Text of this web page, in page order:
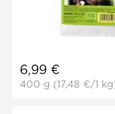
6,99 €
400 g (17,48 €/1